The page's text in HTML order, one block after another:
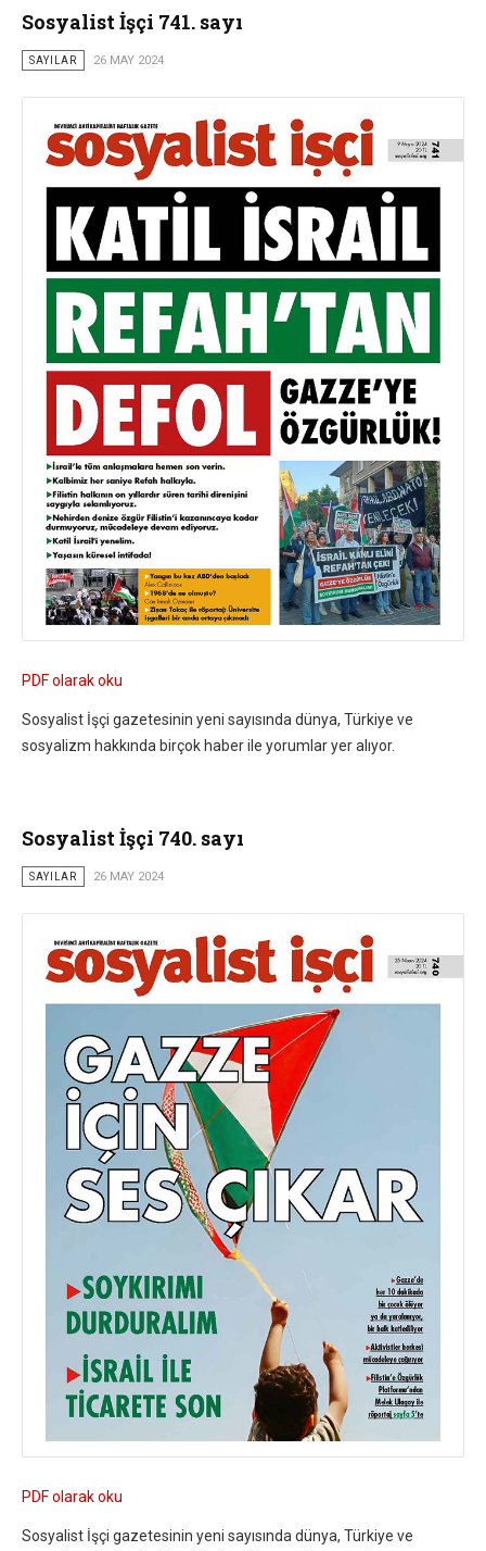
Sosyalist İşçi 741. sayı
SAYILAR 26 MAY 2024
PDF olarak oku
Sosyalist İşçi gazetesinin yeni sayısında dünya, Türkiye ve
sosyalizm hakkında birçok haber ile yorumlar yer alıyor.
Sosyalist İşçi 740. sayı
SAYILAR 26 MAY 2024
PDF olarak oku
Sosyalist İşçi gazetesinin yeni sayısında dünya, Türkiye ve